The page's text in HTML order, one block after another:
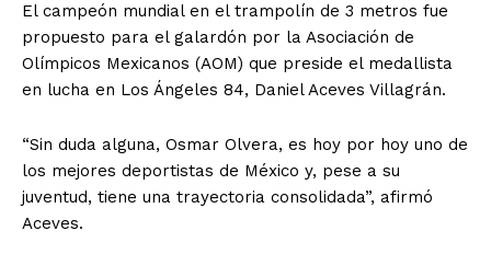
El campeón mundial en el trampolín de 3 metros fue
propuesto para el galardón por la Asociación de
Olímpicos Mexicanos (AOM) que preside el medallista
en lucha en Los Ángeles 84, Daniel Aceves Villagrán.
“Sin duda alguna, Osmar Olvera, es hoy por hoy uno de
los mejores deportistas de México y, pese a su
juventud, tiene una trayectoria consolidada”, afirmó
Aceves.